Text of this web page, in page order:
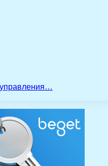
управления…